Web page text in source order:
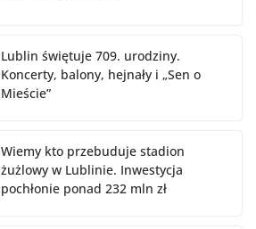
Lublin świętuje 709. urodziny.
Koncerty, balony, hejnały i „Sen o
Mieście”
Wiemy kto przebuduje stadion
żużlowy w Lublinie. Inwestycja
pochłonie ponad 232 mln zł